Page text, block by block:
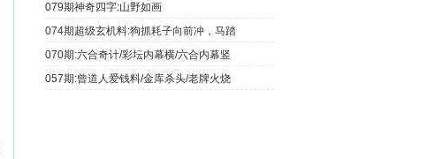
079期神奇四字:山野如画
074期超级玄机料:狗抓耗子向前冲，马踏
070期:六合奇计/彩坛内幕横/六合内幕竖
057期:曾道人爱钱料/金库杀头/老牌火烧